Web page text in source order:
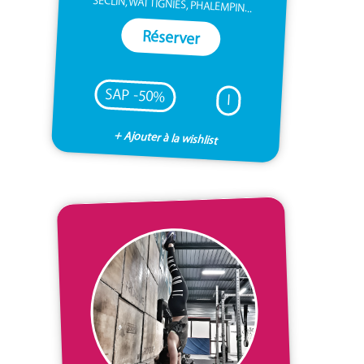
Réserver
SAP -50% I
+ Ajouter à la wishlist